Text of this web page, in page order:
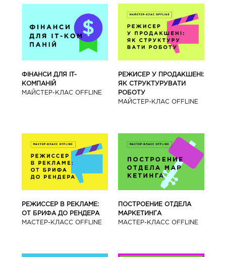
ФІНАНСИ ДЛЯ IT-
КОМПАНІЙ
МАЙСТЕР-КЛАС OFFLINE
РЕЖИСЕР У ПРОДАКШЕНІ:
ЯК СТРУКТУРУВАТИ
РОБОТУ
МАЙСТЕР-КЛАС OFFLINE
РЕЖИССЕР В РЕКЛАМЕ:
ОТ БРИФА ДО РЕНДЕРА
МАСТЕР-КЛАСС OFFLINE
ПОСТРОЕНИЕ ОТДЕЛА
МАРКЕТИНГА
МАСТЕР-КЛАСС OFFLINE